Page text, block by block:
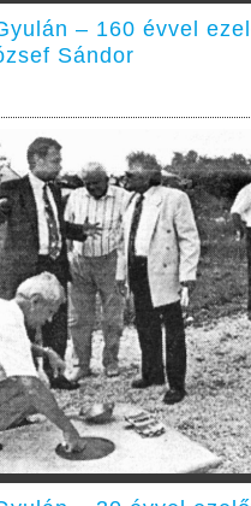
– 160 évvel
Sándor